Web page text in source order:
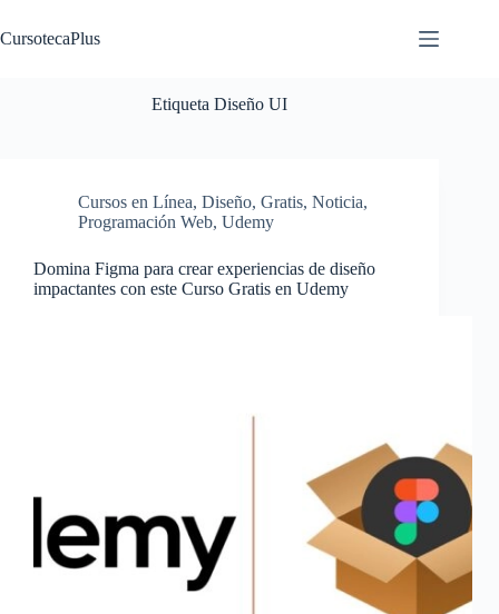
al
contenido
CursotecaPlus
Etiqueta Diseño UI
Cursos en Línea, Diseño, Gratis, Noticia,
Programación Web, Udemy
Domina Figma para crear experiencias de diseño
impactantes con este Curso Gratis en Udemy